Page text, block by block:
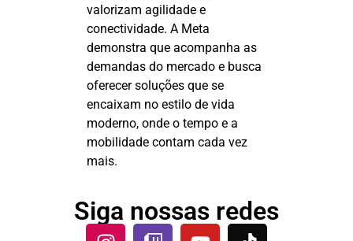
valorizam agilidade e
conectividade. A Meta
demonstra que acompanha as
demandas do mercado e busca
oferecer soluções que se
encaixam no estilo de vida
moderno, onde o tempo e a
mobilidade contam cada vez
mais.
Siga nossas redes